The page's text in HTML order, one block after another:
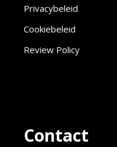
Privacybeleid
Cookiebeleid
Review Policy
Contact